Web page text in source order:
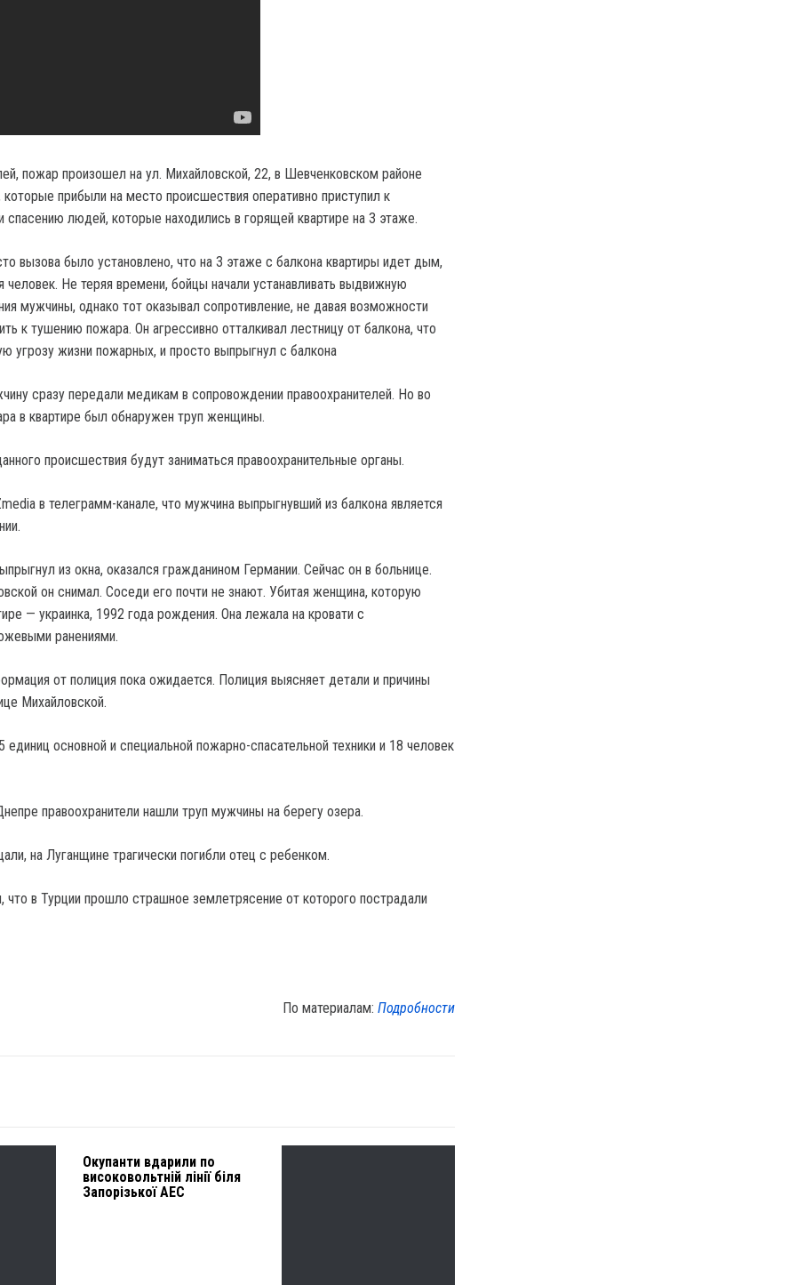
пожар произошел на ул. Михайловской, 22, в Шевченковском районе
прибыли на место происшествия оперативно приступил к
спасению людей, которые находились в горящей квартире на 3 этаже.
вызова было установлено, что на 3 этаже с балкона квартиры идет дым,
человек. Не теряя времени, бойцы начали устанавливать выдвижную
мужчины, однако тот оказывал сопротивление, не давая возможности
к тушению пожара. Он агрессивно отталкивал лестницу от балкона, что
угрозу жизни пожарных, и просто выпрыгнул с балкона
сразу передали медикам в сопровождении правоохранителей. Но во
в квартире был обнаружен труп женщины.
происшествия будут заниматься правоохранительные органы.
в телеграмм-канале, что мужчина выпрыгнувший из балкона является
из окна, оказался гражданином Германии. Сейчас он в больнице.
он снимал. Соседи его почти не знают. Убитая женщина, которую
— украинка, 1992 года рождения. Она лежала на кровати с
ранениями.
от полиция пока ожидается. Полиция выясняет детали и причины
Михайловской.
основной и специальной пожарно-спасательной техники и 18 человек
правоохранители нашли труп мужчины на берегу озера.
на Луганщине трагически погибли отец с ребенком.
в Турции прошло страшное землетрясение от которого пострадали
По материалам:Подробности
Окупанти вдарили по
високовольтній лінії біля
Запорізької АЕС